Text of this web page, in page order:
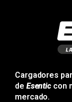
Cargadores
de Esentic con
mercado.